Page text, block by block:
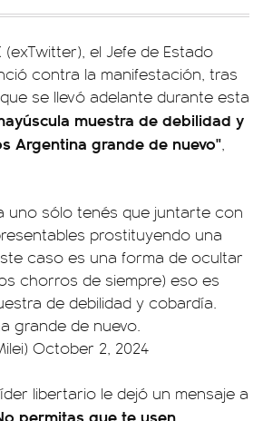
el Jefe de Estado
contra la manifestación, tras
se llevó adelante durante esta
muestra de debilidad y
Argentina grande de nuevo",
uno sólo tenés que juntarte con
prostituyendo una
caso es una forma de ocultar
chorros de siempre) eso es
de debilidad y cobardía.
grande de nuevo.
October 2, 2024
libertario le dejó un mensaje a
permitas que te usen